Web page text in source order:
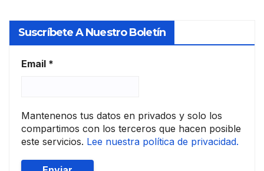
Suscríbete A Nuestro Boletín
Email *
Mantenenos tus datos en privados y solo los
compartimos con los terceros que hacen posible
este servicios. Lee nuestra política de privacidad.